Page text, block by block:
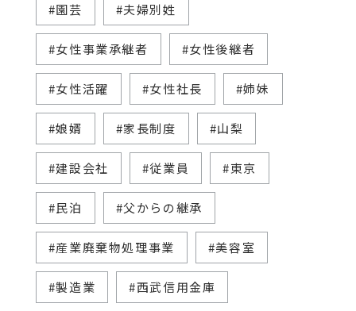
#園芸 #夫婦別姓
#女性事業承継者 #女性後継者
#女性活躍 #女性社長 #姉妹
#娘婿 #家長制度 #山梨
#建設会社 #従業員 #東京
#民泊 #父からの継承
#産業廃棄物処理事業 #美容室
#製造業 #西武信用金庫